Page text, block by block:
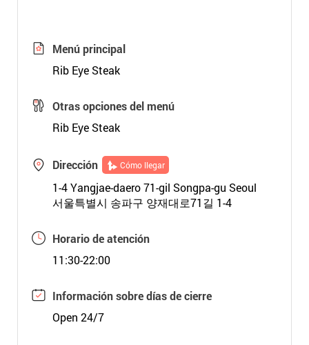
Menú principal
Rib Eye Steak
Otras opciones del menú
Rib Eye Steak
Dirección Cómo llegar
1-4 Yangjae-daero 71-gil Songpa-gu Seoul
서울특별시 송파구 양재대로71길 1-4
Horario de atención
11:30-22:00
Información sobre días de cierre
Open 24/7